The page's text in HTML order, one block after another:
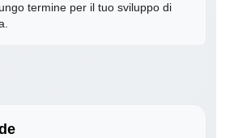
termine per il tuo sviluppo di